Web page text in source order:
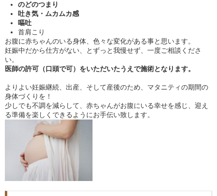
のどのつまり
吐き気・ムカムカ感
嘔吐
首肩こり
お腹に赤ちゃんのいる身体、色々な変化がある事と思います。
妊娠中だから仕方がない、とずっと我慢せず、一度ご相談くださ
い。
医師の許可（口頭で可）をいただいたうえで施術となります。
よりよい妊娠継続、出産、そして産後のため、マタニティの期間の
身体づくりを！
少しでも不調を減らして、赤ちゃんがお腹にいる幸せを感じ、迎え
る準備を楽しくできるようにお手伝い致します。